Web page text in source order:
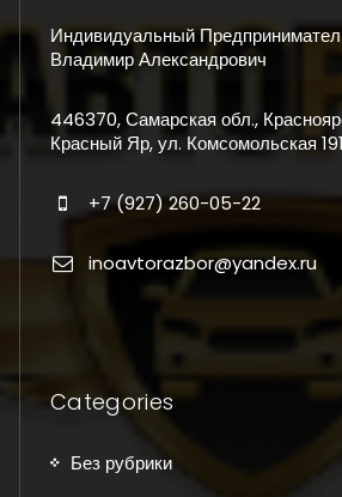
Индивидуальный
Владимир Александрович
446370, Самарская обл.,
Красный Яр, ул. Комсомольская 191
+7 (927) 260-05-22
inoavtorazbor@yandex.ru
Categories
Без рубрики